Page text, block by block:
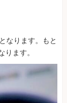
なります。もと
ます。